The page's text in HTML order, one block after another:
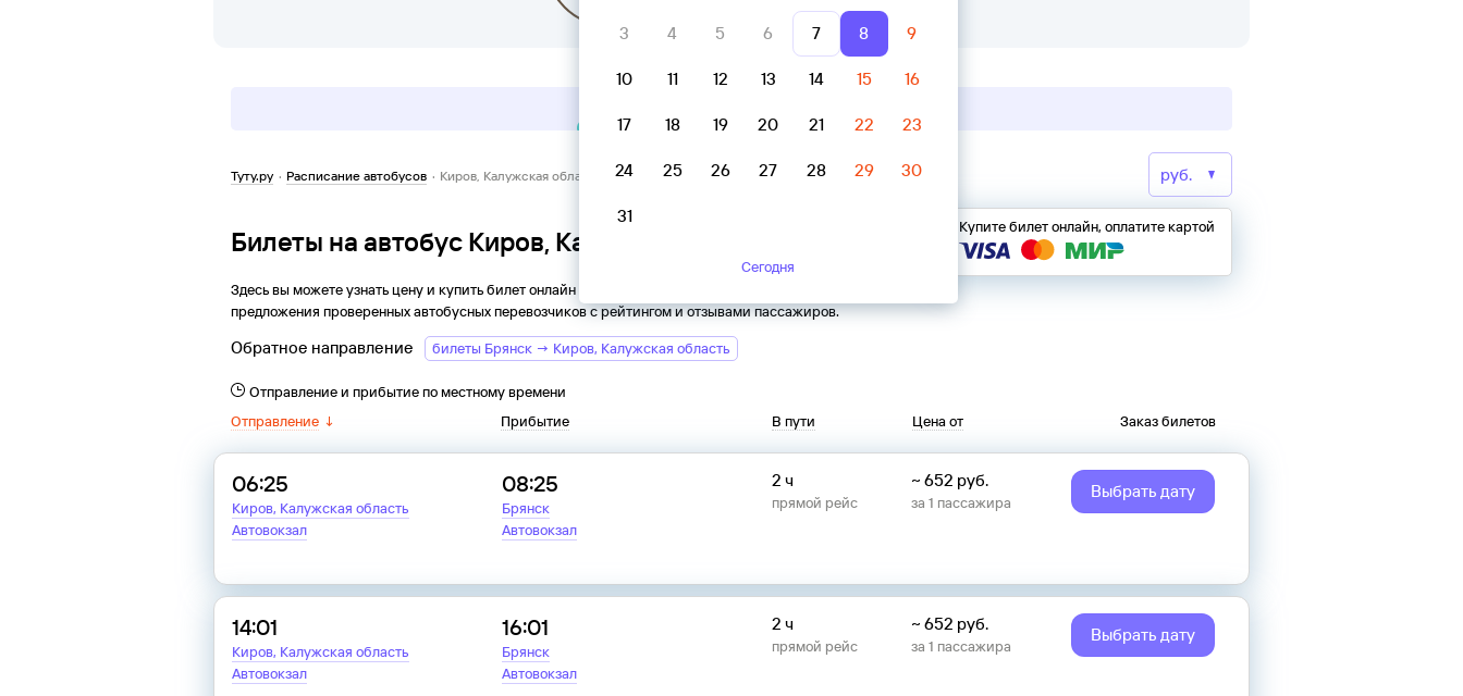
Туту.ру · Расписание автобусов · Киров, Калужская область → Брянск
Билеты на автобус Киров, Калужская область → Брянск
Здесь вы можете узнать цену и купить билет онлайн на автобус из
предложения проверенных автобусных перевозчиков с рейтингом и отзывами пассажиров.
Купите билет онлайн, оплатите картой
Обратное направление билеты Брянск → Киров, Калужская область
Отправление и прибытие по местному времени
Отправление ↓ Прибытие В пути Цена от Заказ билетов
06:25
Киров, Калужская область
Автовокзал
08:25
Брянск
Автовокзал
2 ч
прямой рейс
~652 руб.
за1 пассажира
Выбрать дату
14:01
Киров, Калужская область
Автовокзал
16:01
Брянск
Автовокзал
2 ч
прямой рейс
~652 руб.
за1 пассажира
Выбрать дату
3 4 5 6 7 8 9
10 11 12 13 14 15 16
17 18 19 20 21 22 23
24 25 26 27 28 29 30
31
Сегодня